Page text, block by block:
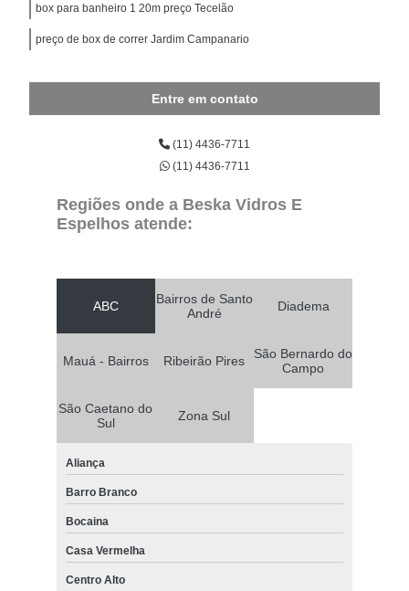
box para banheiro 1 20m preço Tecelão
preço de box de correr Jardim Campanario
Entre em contato
(11) 4436-7711
(11) 4436-7711
Regiões onde a Beska Vidros E
Espelhos atende:
ABC
Bairros de Santo
André
Diadema
Mauá - Bairros Ribeirão Pires
São Bernardo do
Campo
São Caetano do
Sul
Zona Sul
Aliança
Barro Branco
Bocaina
Casa Vermelha
Centro Alto